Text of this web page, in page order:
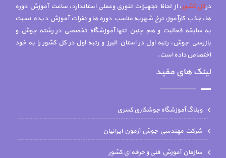
درکل کشور، از لحاظ تجهیزات تئوری وعملی استاندارد، ساعت آموزش دوره
ها، جذب کارآموز، نرخ شهریه مناسب دوره ها و نفرات آموزش دیده نسبت
به سابقه فعالیت و هم چنين تنها آموزشگاه تخصصي در رشته جوش و
بازرسي جوش، رتبه اول در استان البرز و رتبه اول در کل کشور را به خود
اختصاص داده است.
لینک های مفید
وبلاگ آموزشگاه جوشکاری کسری
شركت مهندسي جوش آزمون ايرانيان
سازمان آموزش فنی و حرفه ای کشور